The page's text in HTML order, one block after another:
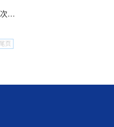
法学院与韩国全南大学生活环境福利学系学术交流与合作签约仪式暨第一次学术研讨会举行
页